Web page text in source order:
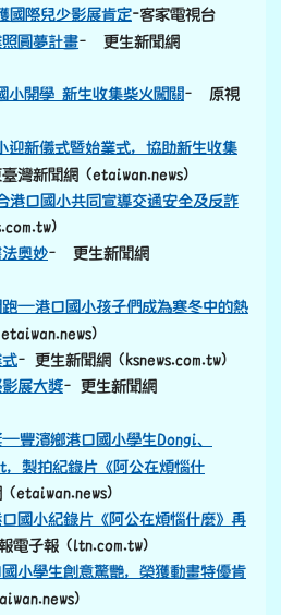
國際兒少影展肯定-客家電視台
圓夢計畫– 更生新聞網
小開學 新生收集柴火闖關– 原視
迎新儀式暨始業式，協助新生收集
灣新聞網 (etaiwan.news)
港口國小共同宣導交通安全及反詐
奧妙– 更生新聞網
—港口國小孩子們成為寒冬中的熱
–更生新聞網 (ksnews.com.tw)
展大獎–更生新聞網
豐濱鄉港口國小學生Dongi、
，製拍紀錄片《阿公在煩惱什
國小紀錄片《阿公在煩惱什麼》再
電子報 (ltn.com.tw)
小學生創意驚艷，榮獲動畫特優肯